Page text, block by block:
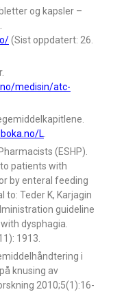
og kapsler –
(Sist oppdatert: 26.
medisin/atc-
L.
(ESHP).
patients with
by enteral feeding
Teder K, Karjagin
guideline
dysphagia.
1913.
i
knusing av
2010;5(1):16-